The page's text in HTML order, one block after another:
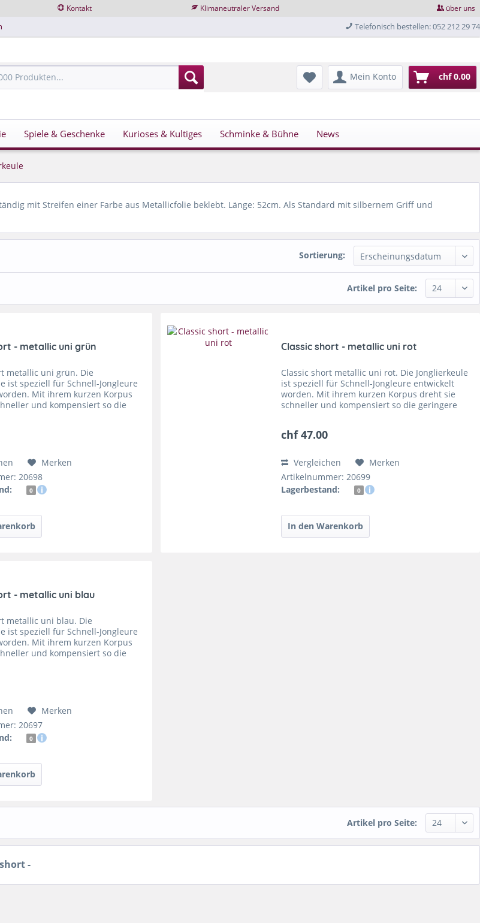
Kontakt Klimaneutraler Versand über uns
Telefonisch bestellen: 052 212 29 74
Mein Konto chf 0.00
Spiele & Geschenke Kurioses & Kultiges Schminke & Bühne News
mit Streifen einer Farbe aus Metallicfolie beklebt. Länge: 52cm. Als Standard mit silbernem Griff und
Sortierung:
Artikel pro Seite:
- metallic uni grün
metallic uni grün. Die
ist speziell für Schnell-Jongleure
Mit ihrem kurzen Korpus
und kompensiert so die
Merken
20698
0
Classic short - metallic uni rot
Classic short metallic uni rot. Die Jonglierkeule
ist speziell für Schnell-Jongleure entwickelt
worden. Mit ihrem kurzen Korpus dreht sie
schneller und kompensiert so die geringere
chf 47.00
Vergleichen
Merken
Artikelnummer: 20699
Lagerbestand:
0
- metallic uni blau
metallic uni blau. Die
ist speziell für Schnell-Jongleure
Mit ihrem kurzen Korpus
und kompensiert so die
Merken
20697
0
Artikel pro Seite:
-